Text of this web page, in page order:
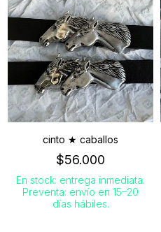
cinto ★ caballos
$56.000
En stock: entrega inmediata.
Preventa: envío en 15–20
días hábiles.